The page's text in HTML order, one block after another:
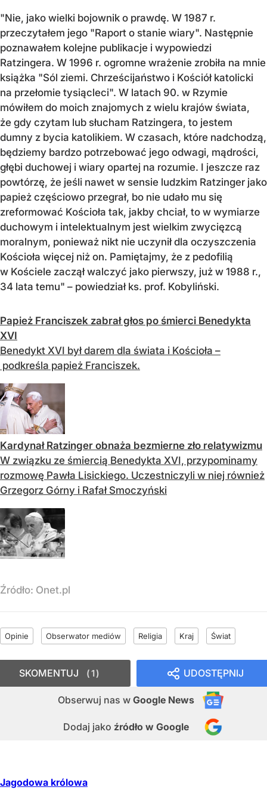
"Nie, jako wielki bojownik o prawdę. W 1987 r.
przeczytałem jego "Raport o stanie wiary". Następnie
poznawałem kolejne publikacje i wypowiedzi
Ratzingera. W 1996 r. ogromne wrażenie zrobiła na mnie
książka "Sól ziemi. Chrześcijaństwo i Kościół katolicki
na przełomie tysiącleci". W latach 90. w Rzymie
mówiłem do moich znajomych z wielu krajów świata,
że gdy czytam lub słucham Ratzingera, to jestem
dumny z bycia katolikiem. W czasach, które nadchodzą,
będziemy bardzo potrzebować jego odwagi, mądrości,
głębi duchowej i wiary opartej na rozumie. I jeszcze raz
powtórzę, że jeśli nawet w sensie ludzkim Ratzinger jako
papież częściowo przegrał, bo nie udało mu się
zreformować Kościoła tak, jakby chciał, to w wymiarze
duchowym i intelektualnym jest wielkim zwycięzcą
moralnym, ponieważ nikt nie uczynił dla oczyszczenia
Kościoła więcej niż on. Pamiętajmy, że z pedofilią
w Kościele zaczął walczyć jako pierwszy, już w 1988 r.,
34 lata temu" – powiedział ks. prof. Kobyliński.
Papież Franciszek zabrał głos po śmierci Benedykta
XVI
Benedykt XVI był darem dla świata i Kościoła –
podkreśla papież Franciszek.
Kardynał Ratzinger obnaża bezmierne zło relatywizmu
W związku ze śmiercią Benedykta XVI, przypominamy
rozmowę Pawła Lisickiego. Uczestniczyli w niej również
Grzegorz Górny i Rafał Smoczyński
Źródło: Onet.pl
Opinie Obserwator mediów Religia Kraj Świat
UDOSTĘPNIJ
Obserwuj nas w Google News
Dodaj jako źródło w Google
SKOMENTUJ 1
Jagodowa królowa